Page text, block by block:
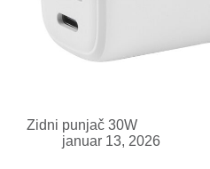
Zidni punjač 30W
januar 13, 2026